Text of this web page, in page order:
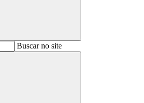
BuscarBuscar no site